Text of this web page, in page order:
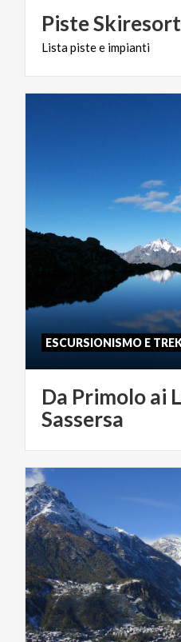
PisteSkiresort
Listapistee impianti
Da Primolo ai
Sassersa
ESCURSIONISMO E